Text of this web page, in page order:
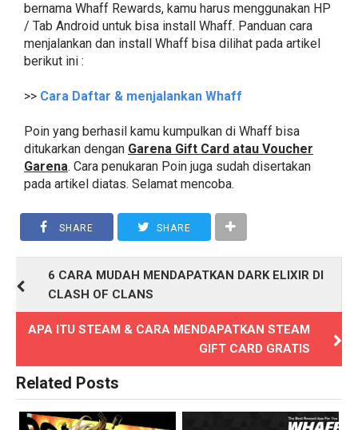
bernama Whaff Rewards, kamu harus menggunakan HP
/ Tab Android untuk bisa install Whaff. Panduan cara
menjalankan dan install Whaff bisa dilihat pada artikel
berikut ini :
>> Cara Daftar & menjalankan Whaff
Poin yang berhasil kamu kumpulkan di Whaff bisa
ditukarkan dengan Garena Gift Card atau Voucher
Garena. Cara penukaran Poin juga sudah disertakan
pada artikel diatas. Selamat mencoba.
SHARE SHARE
6 CARA MUDAH MENDAPATKAN DARK ELIXIR DI
CLASH OF CLANS
APA ITU STEAM & CARA MENDAPATKAN STEAM
GIFT CARD GRATIS
Related Posts